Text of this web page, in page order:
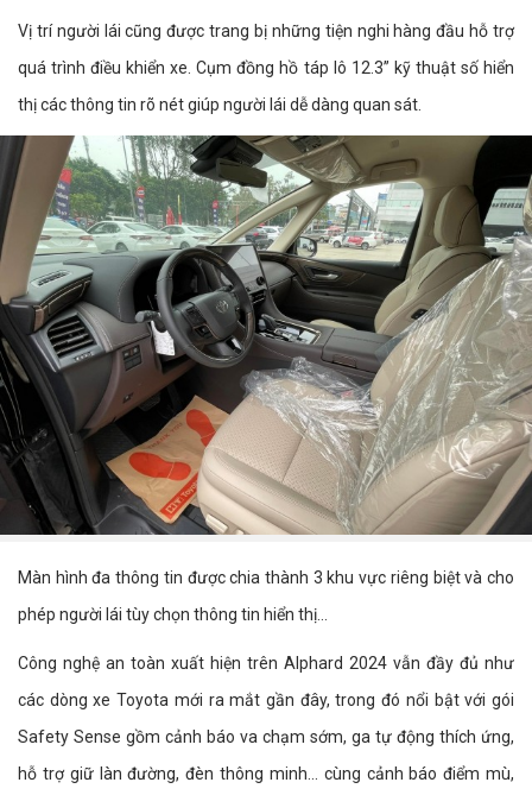
Vị trí người lái cũng được trang bị những tiện nghi hàng đầu hỗ trợ
quá trình điều khiển xe. Cụm đồng hồ táp lô 12.3” kỹ thuật số hiển
thị các thông tin rõ nét giúp người lái dễ dàng quan sát.
Màn hình đa thông tin được chia thành 3 khu vực riêng biệt và cho
phép người lái tùy chọn thông tin hiển thị…
Công nghệ an toàn xuất hiện trên Alphard 2024 vẫn đầy đủ như
các dòng xe Toyota mới ra mắt gần đây, trong đó nổi bật với gói
Safety Sense gồm cảnh báo va chạm sớm, ga tự động thích ứng,
hỗ trợ giữ làn đường, đèn thông minh... cùng cảnh báo điểm mù,